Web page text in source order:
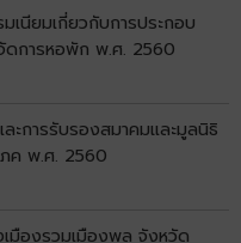
เนียมเกี่ยวกับการประกอบ
ดการหอพัก พ.ศ. 2560
ะการรับรองสมาคมและมูลนิธิ
ค พ.ศ. 2560
มืองรวมเมืองพล จังหวัด